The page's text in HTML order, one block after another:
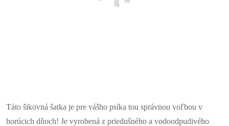
Táto šikovná šatka je pre vášho psíka tou správnou voľbou v
horúcich dňoch! Je vyrobená z priedušného a vodoodpudivého